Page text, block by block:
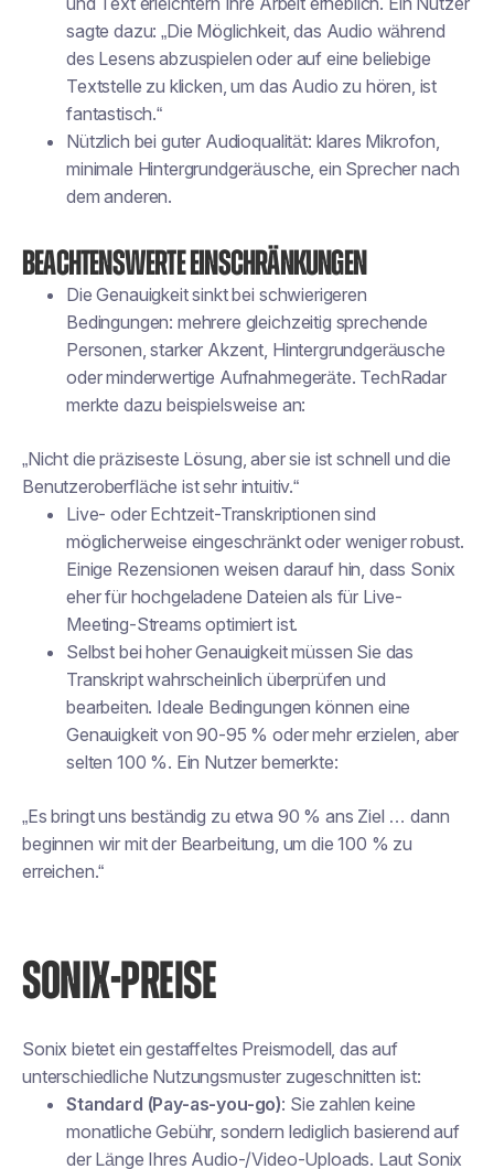
sagte dazu: „Die Möglichkeit, das Audio während
des Lesens abzuspielen oder auf eine beliebige
Textstelle zu klicken, um das Audio zu hören, ist
fantastisch.“
Nützlich bei guter Audioqualität: klares Mikrofon,
minimale Hintergrundgeräusche, ein Sprecher nach
dem anderen.
Beachtenswerte Einschränkungen
Die Genauigkeit sinkt bei schwierigeren
Bedingungen: mehrere gleichzeitig sprechende
Personen, starker Akzent, Hintergrundgeräusche
oder minderwertige Aufnahmegeräte. TechRadar
merkte dazu beispielsweise an:
„Nicht die präziseste Lösung, aber sie ist schnell und die
Benutzeroberfläche ist sehr intuitiv.“
Live- oder Echtzeit-Transkriptionen sind
möglicherweise eingeschränkt oder weniger robust.
Einige Rezensionen weisen darauf hin, dass Sonix
eher für hochgeladene Dateien als für Live-
Meeting-Streams optimiert ist.
Selbst bei hoher Genauigkeit müssen Sie das
Transkript wahrscheinlich überprüfen und
bearbeiten. Ideale Bedingungen können eine
Genauigkeit von 90-95 % oder mehr erzielen, aber
selten 100 %. Ein Nutzer bemerkte:
„Es bringt uns beständig zu etwa 90 % ans Ziel … dann
beginnen wir mit der Bearbeitung, um die 100 % zu
erreichen.“
SONIX-PREISE
Sonix bietet ein gestaffeltes Preismodell, das auf
unterschiedliche Nutzungsmuster zugeschnitten ist:
Standard (Pay-as-you-go): Sie zahlen keine
monatliche Gebühr, sondern lediglich basierend auf
der Länge Ihres Audio-/Video-Uploads. Laut Sonix